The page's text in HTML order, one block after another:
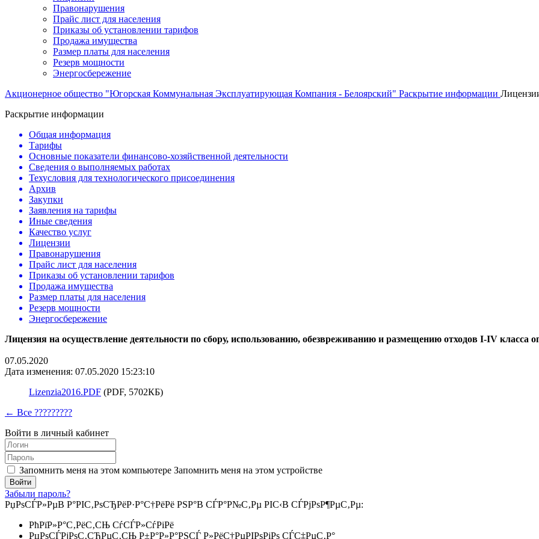
Правонарушения
Прайс лист для населения
Приказы об установлении тарифов
Продажа имущества
Размер платы для населения
Резерв мощности
Энергосбережение
Акционерное общество "Югорская Коммунальная Эксплуатирующая Компания - Белоярский" Раскрытие информации
Раскрытие информации
Общая информация
Тарифы
Основные показатели финансово-хозяйственной деятельности
Сведения о выполняемых работах
Техусловия для технологического присоединения
Архив
Закупки
Заявления на тарифы
Иные сведения
Качество услуг
Лицензии
Правонарушения
Прайс лист для населения
Приказы об установлении тарифов
Продажа имущества
Размер платы для населения
Резерв мощности
Энергосбережение
Лицензия на осуществление деятельности по сбору, использованию, обезвреживанию и размещению отходов I-IV класса
07.05.2020
Дата изменения: 07.05.2020 15:23:10
Lizenzia2016.PDF (PDF, 5702КБ)
← Все ?????????
Войти в личный кабинет
Запомнить меня на этом компьютере Запомнить меня на этом устройстве
Забыли пароль?
РџРѕСЃР»РµВ Р°РІС‚РѕСЂРёР·Р°С†РёРё РЅР°В СЃР°Р№С‚Рµ РІС‹В СЃРјРѕР¶РµС‚Рµ:
РћРїР»Р°С‚РёС‚СЊ СѓСЃР»СѓРіРё
РџРѕСЃРјРѕС‚СЂРµС‚СЊ Р±Р°Р»Р°РЅСЃ Р»РёС†РµРІРѕРіРѕ СЃС‡РµС‚Р°